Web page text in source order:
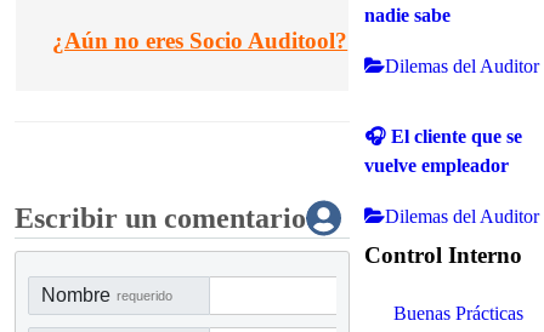
¿Aún no eres Socio Auditool?
Escribir un comentario
Nombre requerido
nadie sabe
Dilemas del Auditor
🎧 El cliente que se
vuelve empleador
Dilemas del Auditor
Control Interno
Buenas Prácticas